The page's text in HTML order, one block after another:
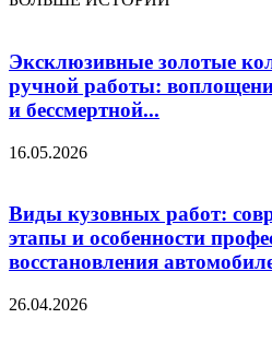
Эксклюзивные золотые
ручной работы:
и бессмертной...
16.05.2026
Виды кузовных работ:
этапы и особенности
восстановления
26.04.2026